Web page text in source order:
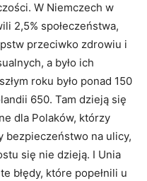
W Niemczech w
2,5% społeczeństwa,
przeciwko zdrowiu i
a było ich
roku było ponad 150
650. Tam dzieją się
dla Polaków, którzy
bezpieczeństwo na ulicy,
się nie dzieją. I Unia
błędy, które popełnili u